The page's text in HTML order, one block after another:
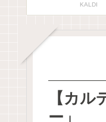
KALDI
【カ
ー」